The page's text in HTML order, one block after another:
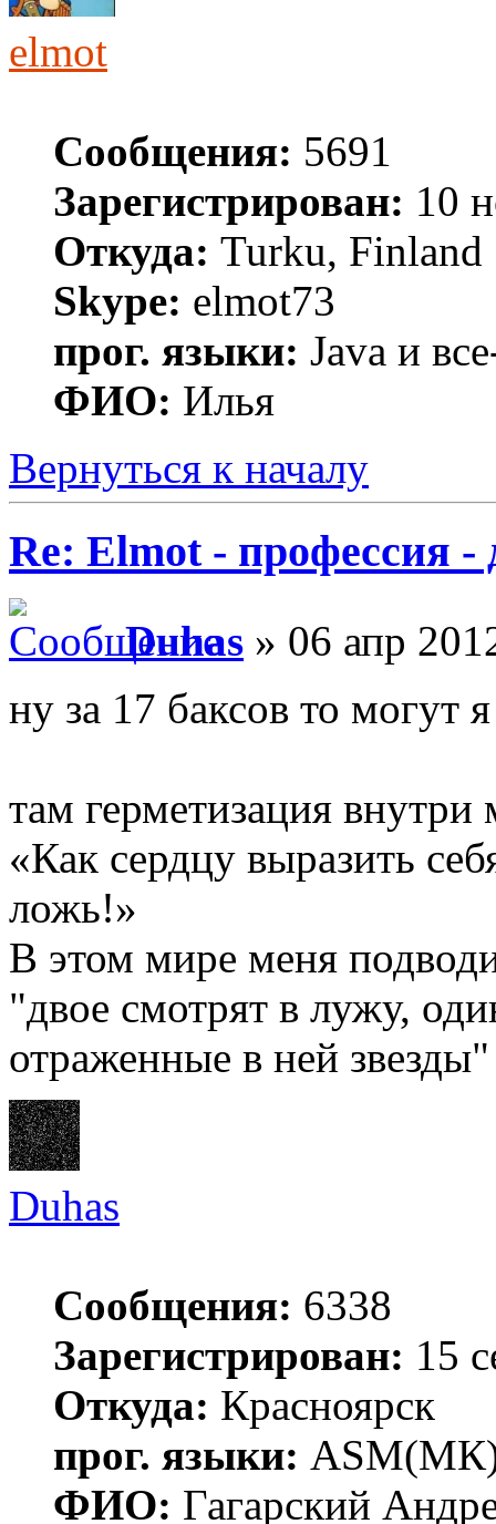
elmot
Сообщения: 5691
Зарегистрирован: 10
Откуда: Turku, Finland
Skype: elmot73
прог. языки: Java и
ФИО: Илья
Вернуться к началу
Re: Elmot - профессия -
Duhas » 06 апр
ну за 17 баксов то могут
там герметизация
«Как сердцу выразить
ложь!»
В этом мире меня
"двое смотрят в лужу,
отраженные в ней звезды"
Duhas
Сообщения: 6338
Зарегистрирован: 15
Откуда: Красноярск
прог. языки:
ФИО: Гагарский